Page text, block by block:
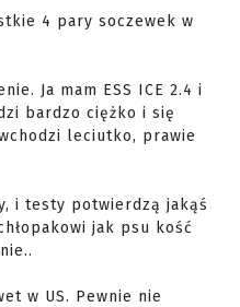
4 pary soczewek w
Ja mam ESS ICE 2.4 i
bardzo ciężko i się
leciutko, prawie
i testy potwierdzą jakąś
jak psu kość
w US. Pewnie nie